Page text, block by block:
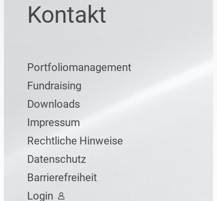
Kontakt
Portfoliomanagement
Fundraising
Downloads
Impressum
Rechtliche Hinweise
Datenschutz
Barrierefreiheit
Login